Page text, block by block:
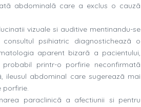
abdominalã care a exclus o cauzã
vizuale si auditive mentinandu-se
psihiatric diagnosticheazã o
aparent bizarã a pacientului,
printr-o porfirie neconfirmatã
ileusul abdominal care sugereazã mai
porfirie.
paraclinicã a afectiunii si pentru